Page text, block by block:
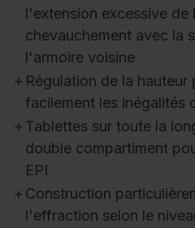
l'extension excessive de
chevauchement avec la
l'armoire voisine
+ Régulation de la hauteur
facilement les inégalités
+ Tablettes sur toute la
double compartiment
EPI
+ Construction
l'effraction selon le